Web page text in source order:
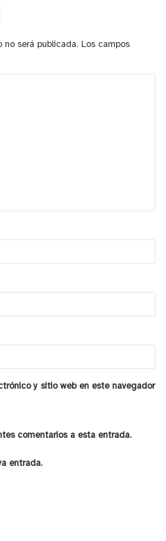
no será publicada. Los campos
y sitio web en este navegador
comentarios a esta entrada.
entrada.